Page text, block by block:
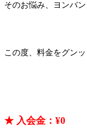
そのお悩み、ヨンバ
この度、料金をグン
★ 入会金 ： ¥0